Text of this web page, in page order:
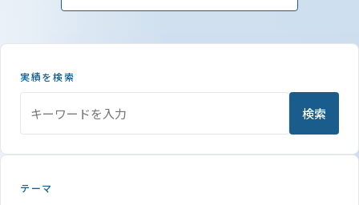
実績を検索
検索
テーマ